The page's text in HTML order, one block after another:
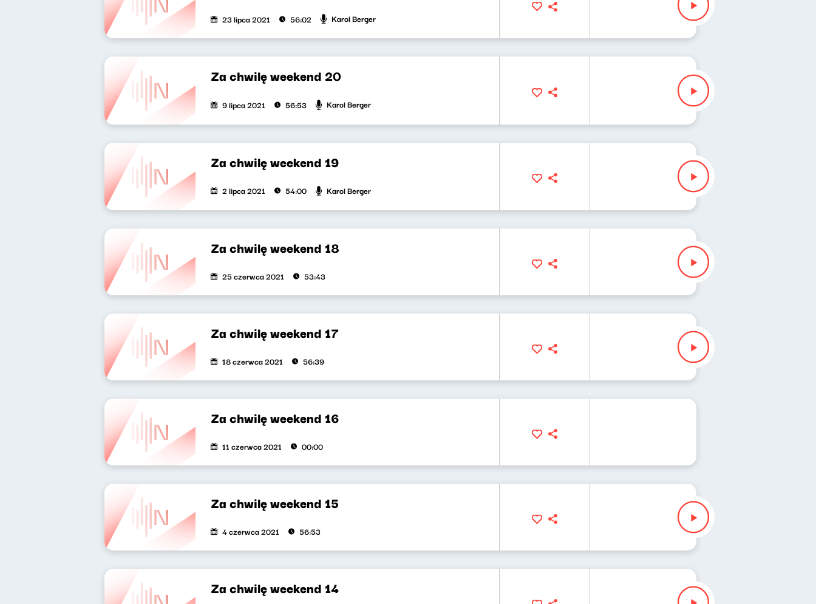
23 lipca 2021 56:02 Karol Berger
Za chwilę weekend 20
9 lipca 2021 56:53 Karol Berger
Za chwilę weekend 19
2 lipca 2021 54:00 Karol Berger
Za chwilę weekend 18
25 czerwca 2021 53:43
Za chwilę weekend 17
18 czerwca 2021 56:39
Za chwilę weekend 16
11 czerwca 2021 00:00
Za chwilę weekend 15
4 czerwca 2021 56:53
Za chwilę weekend 14